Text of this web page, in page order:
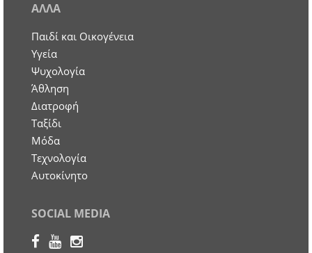
ΑΛΛΑ
Παιδί και Οικογένεια
Υγεία
Ψυχολογία
Άθληση
Διατροφή
Ταξίδι
Μόδα
Τεχνολογία
Αυτοκίνητο
SOCIAL MEDIA